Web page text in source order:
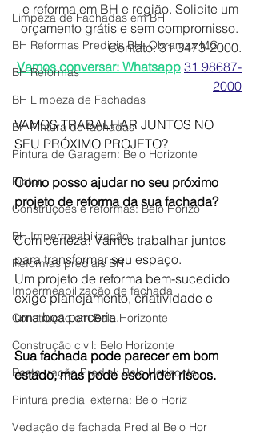
Limpeza de Fachadas em BH
BH Reformas Prediais BH: Obramax MG
BH Reformas
BH Limpeza de Fachadas
BH Pintura de fachadas
Pintura de Garagem: Belo Horizonte
Pintor
Construções e reformas: Belo Horizo
BH Impermeabilização
Reformas prediais BH
Impermeabilização de fachada
Construção em Belo Horizonte
Construção civil: Belo Horizonte
Restauração Predial: Belo Horizonte
Pintura predial externa: Belo Horiz
Vedação de fachada Predial Belo Hor
e reforma em BH e região. Solicite um
orçamento grátis e sem compromisso.
Contato: 31 3473-2000.
Vamos conversar: Whatsapp 31 98687-
2000
VAMOS TRABALHAR JUNTOS NO
SEU PRÓXIMO PROJETO?
Como posso ajudar no seu próximo
projeto de reforma da sua fachada?
Com certeza! Vamos trabalhar juntos
para transformar seu espaço.
Um projeto de reforma bem-sucedido
exige planejamento, criatividade e
uma boa parceria.
Sua fachada pode parecer em bom
estado, mas pode esconder riscos.